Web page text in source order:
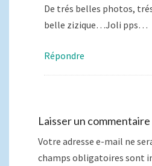
De trés belles photos,
belle zizique…Joli pps…
Répondre
Laisser un commentaire
Votre adresse e-mail ne
champs obligatoires sont